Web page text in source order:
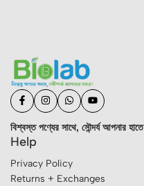
বিশ্বস্ত পণ্যের সাথে, সৌন্দর্য আপনার হাতে
Help
Privacy Policy
Returns + Exchanges